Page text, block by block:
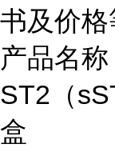
书及价格
产品名
ST2（
盒